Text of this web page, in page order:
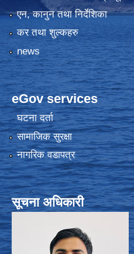
एन, कानुन तथा निर्देशिका
कर तथा शुल्कहरु
news
eGov services
घटना दर्ता
सामाजिक सुरक्षा
नागरिक वडापत्र
सूचना अधिकारी